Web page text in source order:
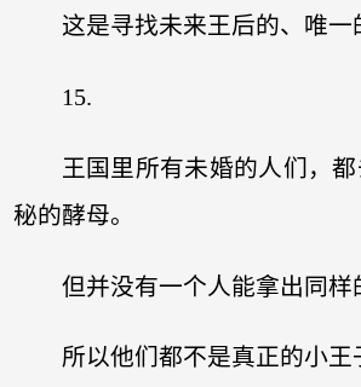
这是寻找未来王后的、唯一
15.
王国里所有未婚的人们，
秘的酵母。
但并没有一个人能拿出同样
所以他们都不是真正的小王